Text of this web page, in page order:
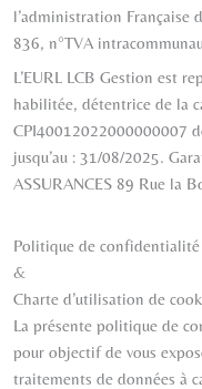
l’administration Française
836, n°TVA
L’EURL LCB Gestion est
habilitée, détentrice de la
CPI40012022000000007
jusqu’au : 31/08/2025.
ASSURANCES 89 Rue la
Politique de confidentialité
&
Charte d’utilisation de
La présente politique de
pour objectif de vous
traitements de données à